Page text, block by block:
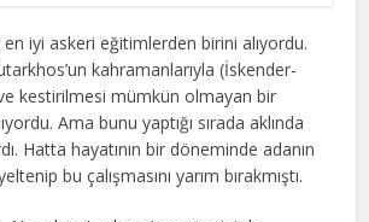
en iyi askeri eğitimlerden birini alıyordu.
kahramanlarıyla (İskender-
kestirilmesi mümkün olmayan bir
Ama bunu yaptığı sırada aklında
Hatta hayatının bir döneminde adanın
bu çalışmasını yarım bırakmıştı.